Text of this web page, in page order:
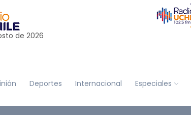
de 2026
Deportes Internacional Especiales